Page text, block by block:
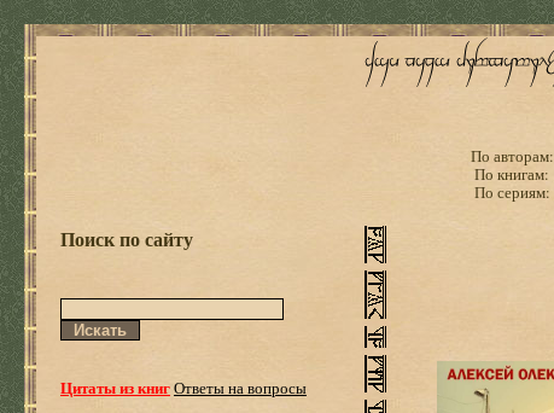
По авторам:
По книгам:
По сериям:
Поиск по сайту
Цитаты из книгОтветы на вопросы